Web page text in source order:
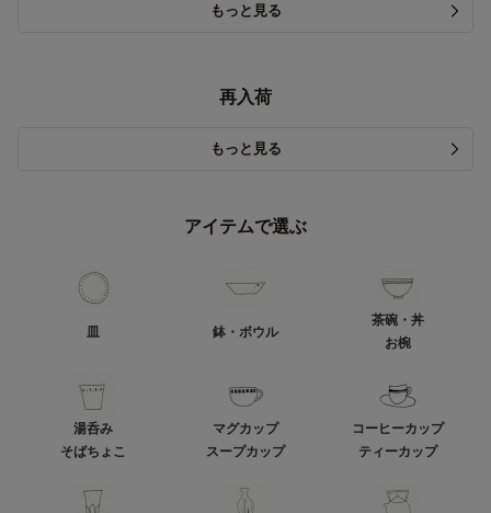
もっと見る
再入荷
もっと見る
アイテムで選ぶ
皿 鉢・ボウル
茶碗・丼
お椀
湯呑み
そばちょこ
マグカップ
スープカップ
コーヒーカップ
ティーカップ